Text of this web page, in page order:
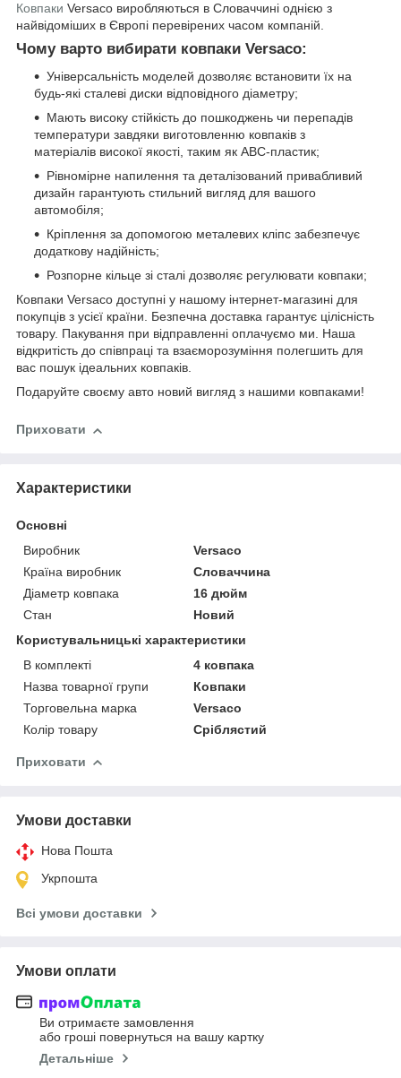
Ковпаки Versaco виробляються в Словаччині однією з
найвідоміших в Європі перевірених часом компаній.
Чому варто вибирати ковпаки Versaco:
Універсальність моделей дозволяє встановити їх на
будь-які сталеві диски відповідного діаметру;
Мають високу стійкість до пошкоджень чи перепадів
температури завдяки виготовленню ковпаків з
матеріалів високої якості, таким як АВС-пластик;
Рівномірне напилення та деталізований привабливий
дизайн гарантують стильний вигляд для вашого
автомобіля;
Кріплення за допомогою металевих кліпс забезпечує
додаткову надійність;
Розпорне кільце зі сталі дозволяє регулювати ковпаки;
Ковпаки Versaco доступні у нашому інтернет-магазині для
покупців з усієї країни. Безпечна доставка гарантує цілісність
товару. Пакування при відправленні оплачуємо ми. Наша
відкритість до співпраці та взаєморозуміння полегшить для
вас пошук ідеальних ковпаків.
Подаруйте своєму авто новий вигляд з нашими ковпаками!
Приховати
Характеристики
Основні
Виробник
Versaco
Країна виробник
Словаччина
Діаметр ковпака
16 дюйм
Стан
Новий
Користувальницькі характеристики
В комплекті
4 ковпака
Назва товарної групи
Ковпаки
Торговельна марка
Versaco
Колір товару
Сріблястий
Приховати
Умови доставки
Нова Пошта
Укрпошта
Всі умови доставки
Умови оплати
Ви отримаєте замовлення
або гроші повернуться на вашу картку
Детальніше